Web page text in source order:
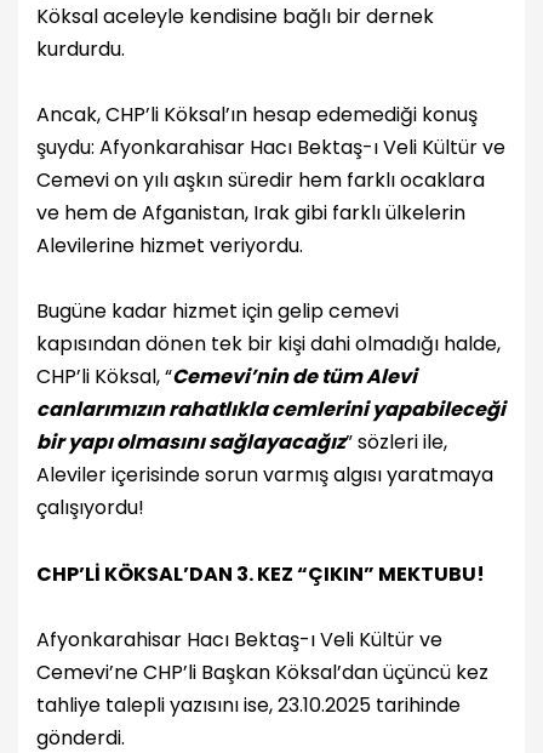
Köksal aceleyle kendisine bağlı bir dernek
kurdurdu.
Ancak, CHP’li Köksal’ın hesap edemediği konuş
şuydu: Afyonkarahisar Hacı Bektaş-ı Veli Kültür ve
Cemevi on yılı aşkın süredir hem farklı ocaklara
ve hem de Afganistan, Irak gibi farklı ülkelerin
Alevilerine hizmet veriyordu.
Bugüne kadar hizmet için gelip cemevi
kapısından dönen tek bir kişi dahi olmadığı halde,
CHP’li Köksal, “Cemevi’nin de tüm Alevi
canlarımızın rahatlıkla cemlerini yapabileceği
bir yapı olmasını sağlayacağız” sözleri ile,
Aleviler içerisinde sorun varmış algısı yaratmaya
çalışıyordu!
CHP’Lİ KÖKSAL’DAN 3. KEZ “ÇIKIN” MEKTUBU!
Afyonkarahisar Hacı Bektaş-ı Veli Kültür ve
Cemevi’ne CHP’li Başkan Köksal’dan üçüncü kez
tahliye talepli yazısını ise, 23.10.2025 tarihinde
gönderdi.